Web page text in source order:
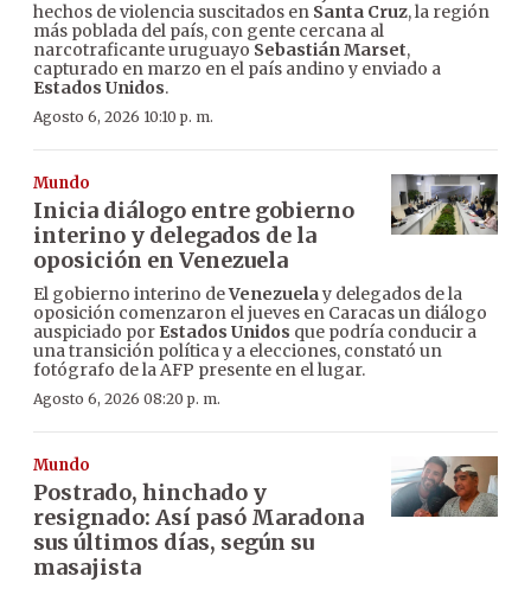
hechos de violencia suscitados en Santa Cruz, la región
más poblada del país, con gente cercana al
narcotraficante uruguayo Sebastián Marset,
capturado en marzo en el país andino y enviado a
Estados Unidos.
Agosto 6, 2026 10:10 p. m.
Mundo
Inicia diálogo entre gobierno
interino y delegados de la
oposición en Venezuela
El gobierno interino deVenezuelay delegados de la
oposición comenzaron el jueves en Caracas un diálogo
auspiciado por Estados Unidos que podría conducir a
una transición política y a elecciones, constató un
fotógrafo de la AFP presente en el lugar.
Agosto 6, 2026 08:20 p. m.
Mundo
Postrado, hinchado y
resignado: Así pasó Maradona
sus últimos días, según su
masajista